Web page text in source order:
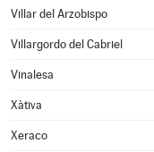
Villar del Arzobispo
Villargordo del Cabriel
Vinalesa
Xàtiva
Xeraco